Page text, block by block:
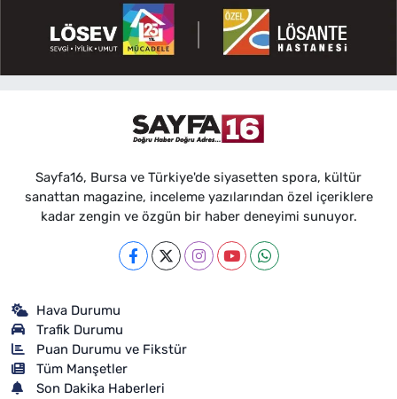
Sayfa16, Bursa ve Türkiye'de siyasetten spora, kültür
sanattan magazine, inceleme yazılarından özel içeriklere
kadar zengin ve özgün bir haber deneyimi sunuyor.
Hava Durumu
Trafik Durumu
Puan Durumu ve Fikstür
Tüm Manşetler
Son Dakika Haberleri